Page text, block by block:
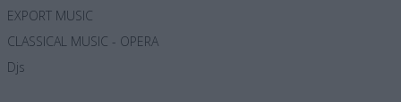
EXPORT MUSIC
CLASSICAL MUSIC - OPERA
Djs